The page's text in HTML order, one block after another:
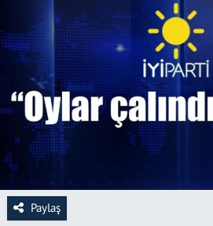
Paylaş
SPOR
SAĞLIK
YAŞAM
KÜLTÜR SANAT
EĞİTİM